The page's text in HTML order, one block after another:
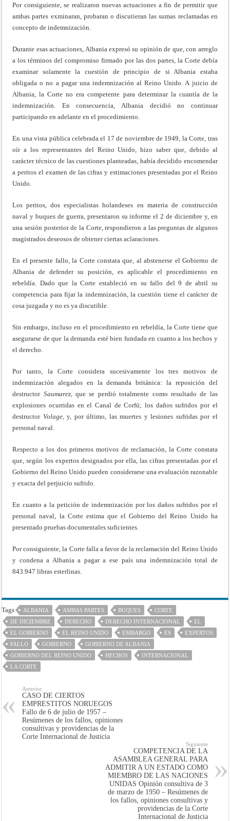
Por consiguiente, se realizaron nuevas actuaciones a fin de permitir que
ambas partes exminaran, probaran o discutieran las sumas reclamadas en
concepto de in­demnización.
Durante esas actuaciones, Albania expresó su opi­nión de que, con arreglo
a los términos del compromi­so firmado por las dos partes, la Corte debía
examinar solamente la cuestión de principio de si Albania estaba
obligada o no a pagar una indemnización al Reino Uni­do. A juicio de
Albania, la Corte no era competente para determinar la cuantía de la
indemnización. En consecuencia, Albania decidió no continuar
participan­do en adelante en el procedimiento.
En una vista pública celebrada el 17 de noviembre de 1949, la Corte, tras
oír a los representantes del Rei­no Unido, hizo saber que, debido al
carácter técnico de las cuestiones planteadas, había decidido encomendar
a peritos el examen de las cifras y estimaciones presenta­das por el Reino
Unido.
Los peritos, dos especialistas holandeses en materia de construcción
naval y buques de guerra, presentaron su informe el 2 de diciembre y, en
una sesión posterior de la Corte, respondieron a las preguntas de algunos
magistrados deseosos de obtener ciertas aclaraciones.
En el presente fallo, la Corte constata que, al abste­nerse el Gobierno de
Albania de defender su posición, es aplicable el procedimiento en
rebeldía. Dado que la Corte estableció en su fallo del 9 de abril su
competen­cia para fijar la indemnización, la cuestión tiene el ca­rácter de
cosa juzgada y no es ya discutible.
Sin embargo, incluso en el procedimiento en rebel­día, la Corte tiene que
asegurarse de que la demanda esté bien fundada en cuanto a los hechos y
el derecho.
Por tanto, la Corte considera sucesivamente los tres motivos de
indemnización alegados en la demanda bri­tánica: la reposición del
destructor Saumarez, que se perdió totalmente como resultado de las
explosiones ocurridas en el Canal de Corfú; los daños sufridos por el
destructor Volage, y, por último, las muertes y lesio­nes sufridas por el
personal naval.
Respecto a los dos primeros motivos de reclama­ción, la Corte constata
que, según los expertos designa­dos por ella, las cifras presentadas por el
Gobierno del Reino Unido pueden considerarse una evaluación razo­nable
y exacta del perjuicio sufrido.
En cuanto a la petición de indemnización por los daños sufridos por el
personal naval, la Corte estima que el Gobierno del Reino Unido ha
presentado prue­bas documentales suficientes.
Por consiguiente, la Corte falla a favor de la recla­mación del Reino Unido
y condena a Albania a pagar a ese país una indemnización total de
843.947 libras es­terlinas.
Tags ALBANIA AMBAS PARTES BUQUES
CORTE
DE DICIEMBRE
DERECHO DERECHO INTERNACIONAL
EL
EL GOBIERNO
EL REINO UNIDO EMBARGO ES
EXPERTOS
FALLO
GOBIERNO
GOBIERNO DE ALBANIA
GOBIERNO DEL REINO UNIDO
HECHOS
INTERNACIONAL
LA CORTE
Anterior
CASO DE CIERTOS
EMPRESTITOS NORUEGOS
Fallo de 6 de julio de 1957 –
Resúmenes de los fallos, opiniones
consultivas y providencias de la
Corte Internacional de Justicia
Siguiente
COMPETENCIA DE LA
ASAMBLEA GENERAL PARA
ADMITIR A UN ESTADO COMO
MIEMBRO DE LAS NACIONES
UNIDAS Opinión consultiva de 3
de marzo de 1950 – Resúmenes de
los fallos, opiniones consultivas y
providencias de la Corte
Internacional de Justicia